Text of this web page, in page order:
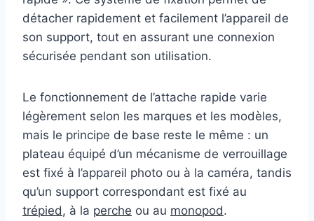
détacher rapidement et facilement l’appareil de
son support, tout en assurant une connexion
sécurisée pendant son utilisation.
Le fonctionnement de l’attache rapide varie
légèrement selon les marques et les modèles,
mais le principe de base reste le même : un
plateau équipé d’un mécanisme de verrouillage
est fixé à l’appareil photo ou à la caméra, tandis
qu’un support correspondant est fixé au
trépied , à la perche ou au monopod.